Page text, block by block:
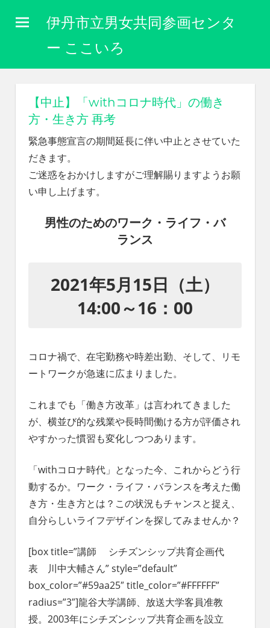
伊丹市立男女共同参画センタ
ー ここいろ
関
わ
な
く
自
ら
く
れ
る
世
代
き
継
ぐ
な
ま
ち
へ
【中止】「withコロナ時代」の働き
方・生き方 再考
緊急事態宣言の期間延長に伴い中止とさせていた
だきます。
ご迷惑をおかけしますがご理解賜りますようお願
い申し上げます。
男性のためのワーク・ライフ・バ
ランス
2021年5月15日（土）
14:00～16：00
コロナ禍で、在宅勤務や時差出勤、そして、リモ
ートワークが急速に広まりました。
これまでも「働き方改革」は言われてきました
が、横並び的な残業や長時間働ける方が評価され
やすかった慣習も変化しつつあります。
「withコロナ時代」となった今、これからどう行
動するか。ワーク・ライフ・バランスを考えた働
き方・生き方とは？この状況もチャンスと捉え、
自分らしいライフデザインを探してみませんか？
[box title=”講師 シチズンシップ共育企画代
表 川中大輔さん” style=”default”
box_color=”#59aa25″ title_color=”#FFFFFF”
radius=”3″]龍谷大学講師、放送大学客員准教
授。2003年にシチズンシップ共育企画を設立